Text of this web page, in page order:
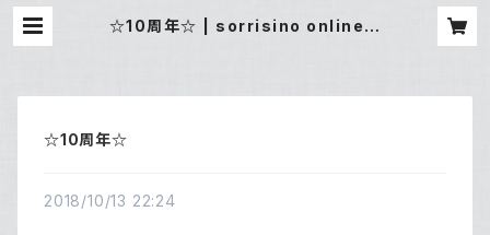
☆10周年☆ | sorrisino online s
☆10周年☆
2018/10/13 22:24